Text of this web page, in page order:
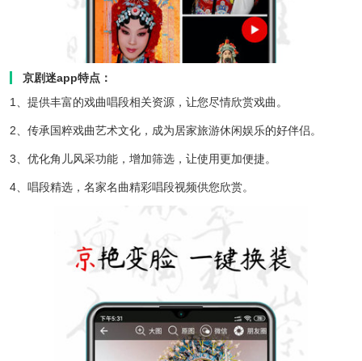
京剧迷app特点：
1、提供丰富的戏曲唱段相关资源，让您尽情欣赏戏曲。
2、传承国粹戏曲艺术文化，成为居家旅游休闲娱乐的好伴侣。
3、优化角儿风采功能，增加筛选，让使用更加便捷。
4、唱段精选，名家名曲精彩唱段视频供您欣赏。